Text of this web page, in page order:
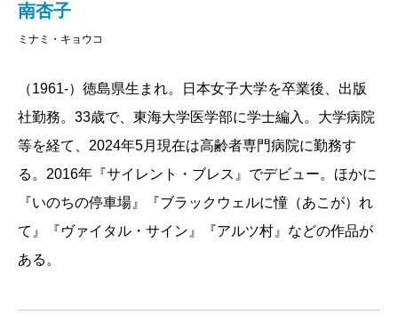
南杏子
ミナミ・キョウコ
（1961-）徳島県生まれ。日本女子大学を卒業後、出版
社勤務。33歳で、東海大学医学部に学士編入。大学病院
等を経て、2024年5月現在は高齢者専門病院に勤務す
る。2016年『サイレント・ブレス』でデビュー。ほかに
『いのちの停車場』『ブラックウェルに憧（あこが）れ
て』『ヴァイタル・サイン』『アルツ村』などの作品が
ある。